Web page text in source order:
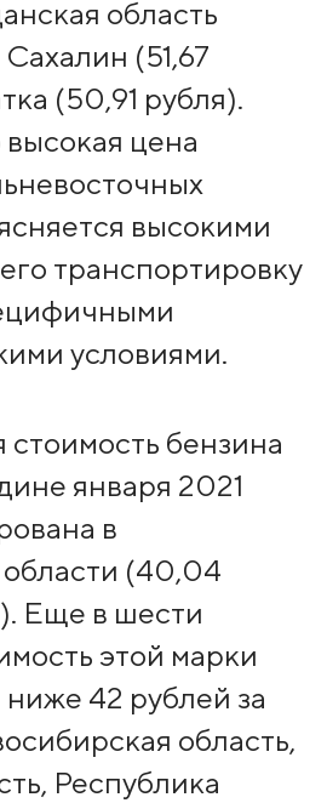
область
(51,67
(50,91 рубля).
цена
высокими
транспортировку
условиями.
бензина
января 2021
в
(40,04
Еще в шести
этой марки
42 рублей за
область,
Республика